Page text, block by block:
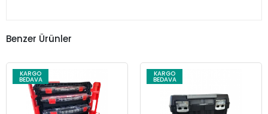
Benzer Ürünler
KARGO
BEDAVA
KARGO
BEDAVA